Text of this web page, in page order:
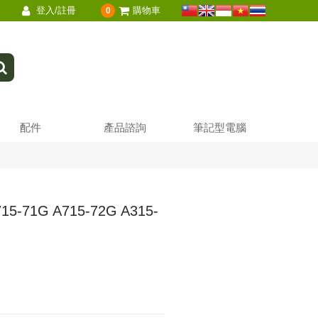
登入/註冊 0 購物車
配件 產品諮詢 筆記型電腦
71G A715-72G A315-